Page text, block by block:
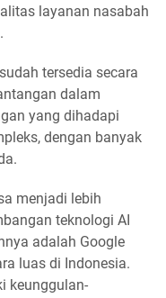
layanan nasabah
tersedia secara
dalam
yang dihadapi
dengan banyak
menjadi lebih
teknologi AI
adalah Google
luas di Indonesia.
keunggulan-